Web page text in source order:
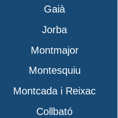
Gaià
Jorba
Montmajor
Montesquiu
Montcada i Reixac
Collbató